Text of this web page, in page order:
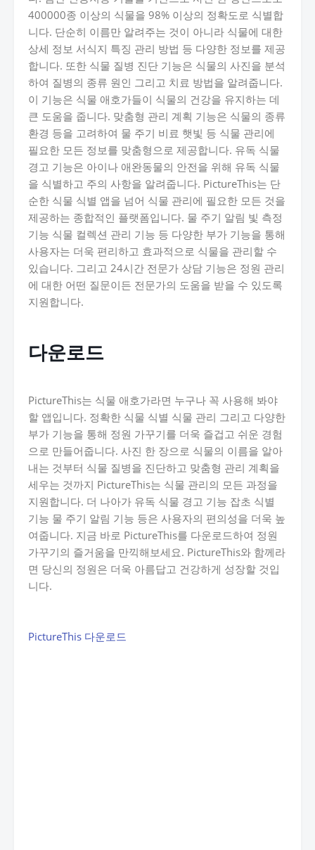
400000종 이상의 식물을 98% 이상의 정확도로 식별합
니다. 단순히 이름만 알려주는 것이 아니라 식물에 대한
상세 정보 서식지 특징 관리 방법 등 다양한 정보를 제공
합니다. 또한 식물 질병 진단 기능은 식물의 사진을 분석
하여 질병의 종류 원인 그리고 치료 방법을 알려줍니다.
이 기능은 식물 애호가들이 식물의 건강을 유지하는 데
큰 도움을 줍니다. 맞춤형 관리 계획 기능은 식물의 종류
환경 등을 고려하여 물 주기 비료 햇빛 등 식물 관리에
필요한 모든 정보를 맞춤형으로 제공합니다. 유독 식물
경고 기능은 아이나 애완동물의 안전을 위해 유독 식물
을 식별하고 주의 사항을 알려줍니다. PictureThis는 단
순한 식물 식별 앱을 넘어 식물 관리에 필요한 모든 것을
제공하는 종합적인 플랫폼입니다. 물 주기 알림 빛 측정
기능 식물 컬렉션 관리 기능 등 다양한 부가 기능을 통해
사용자는 더욱 편리하고 효과적으로 식물을 관리할 수
있습니다. 그리고 24시간 전문가 상담 기능은 정원 관리
에 대한 어떤 질문이든 전문가의 도움을 받을 수 있도록
지원합니다.
다운로드
PictureThis는 식물 애호가라면 누구나 꼭 사용해 봐야
할 앱입니다. 정확한 식물 식별 식물 관리 그리고 다양한
부가 기능을 통해 정원 가꾸기를 더욱 즐겁고 쉬운 경험
으로 만들어줍니다. 사진 한 장으로 식물의 이름을 알아
내는 것부터 식물 질병을 진단하고 맞춤형 관리 계획을
세우는 것까지 PictureThis는 식물 관리의 모든 과정을
지원합니다. 더 나아가 유독 식물 경고 기능 잡초 식별
기능 물 주기 알림 기능 등은 사용자의 편의성을 더욱 높
여줍니다. 지금 바로 PictureThis를 다운로드하여 정원
가꾸기의 즐거움을 만끽해보세요. PictureThis와 함께라
면 당신의 정원은 더욱 아름답고 건강하게 성장할 것입
니다.
PictureThis 다운로드